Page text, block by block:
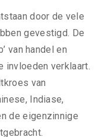
door de vele
gevestigd. De
van handel en
invloeden verklaart.
van
Indiase,
de eigenzinnige